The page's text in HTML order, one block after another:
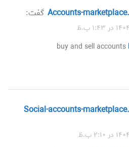
accounts- گفت:
buy and sell accounts
social-accounts-